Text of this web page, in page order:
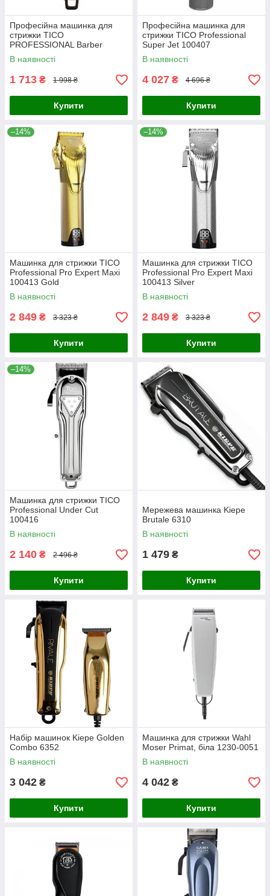
Професійна машинка для
стрижки TICO
PROFESSIONAL Barber
UPPER CUT 5 BURGUNDY
(100402BO)
В наявності
1 713 ₴ 1 998 ₴
Купити
Професійна машинка для
стрижки TICO Professional
Super Jet 100407
В наявності
4 027 ₴ 4 696 ₴
Купити
–14%
Машинка для стрижки TICO
Professional Pro Expert Maxi
100413 Gold
В наявності
2 849 ₴ 3 323 ₴
Купити
–14%
Машинка для стрижки TICO
Professional Pro Expert Maxi
100413 Silver
В наявності
2 849 ₴ 3 323 ₴
Купити
–14%
Машинка для стрижки TICO
Professional Under Cut
100416
В наявності
2 140 ₴ 2 496 ₴
Купити
Мережева машинка Kiepe
Brutale 6310
В наявності
1 479 ₴
Купити
Набір машинок Kiepe Golden
Combo 6352
В наявності
3 042 ₴
Купити
Машинка для стрижки Wahl
Moser Primat, біла 1230-0051
В наявності
4 042 ₴
Купити